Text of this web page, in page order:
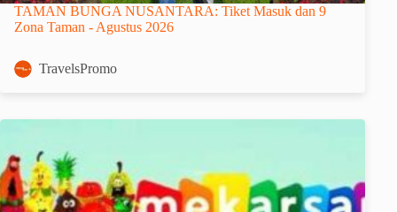
TAMAN BUNGA NUSANTARA: Tiket Masuk dan 9
Zona Taman - Agustus 2026
TravelsPromo